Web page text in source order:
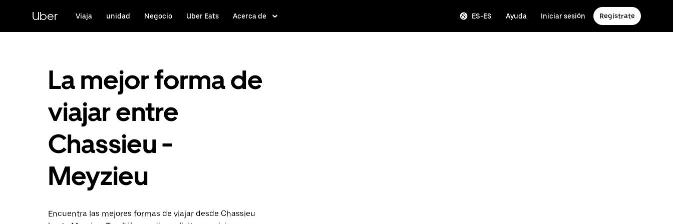
contenido
principal
Uber Viaja unidad Negocio Uber Eats Acerca de ES-ES Ayuda Iniciar sesión Regístrate
La mejor forma de
viajar entre
Chassieu -
Meyzieu
Encuentra las mejores formas de viajar desde Chassieu